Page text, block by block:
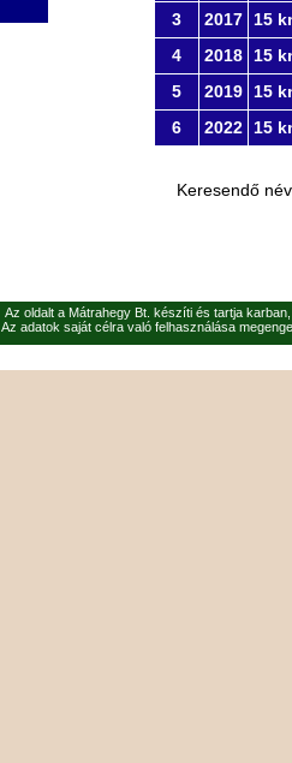
3
2017
15
4
2018
15
5
2019
15
6
2022 15
Keresendő
Az oldalt a Mátrahegy Bt. készíti és tartja
Az adatok saját célra való felhasználása